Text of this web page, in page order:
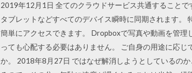
2019年12月1日 全てのクラウドサービス共通すること
タブレットなどすべてのデバイス瞬時に同期されます。
簡単にアクセスできます。 Dropboxで写真や動画を管
っても心配する必要はありません。 ご自身の用途に応
か。 2018年8月27日 ではなぜ解消しようとしているの